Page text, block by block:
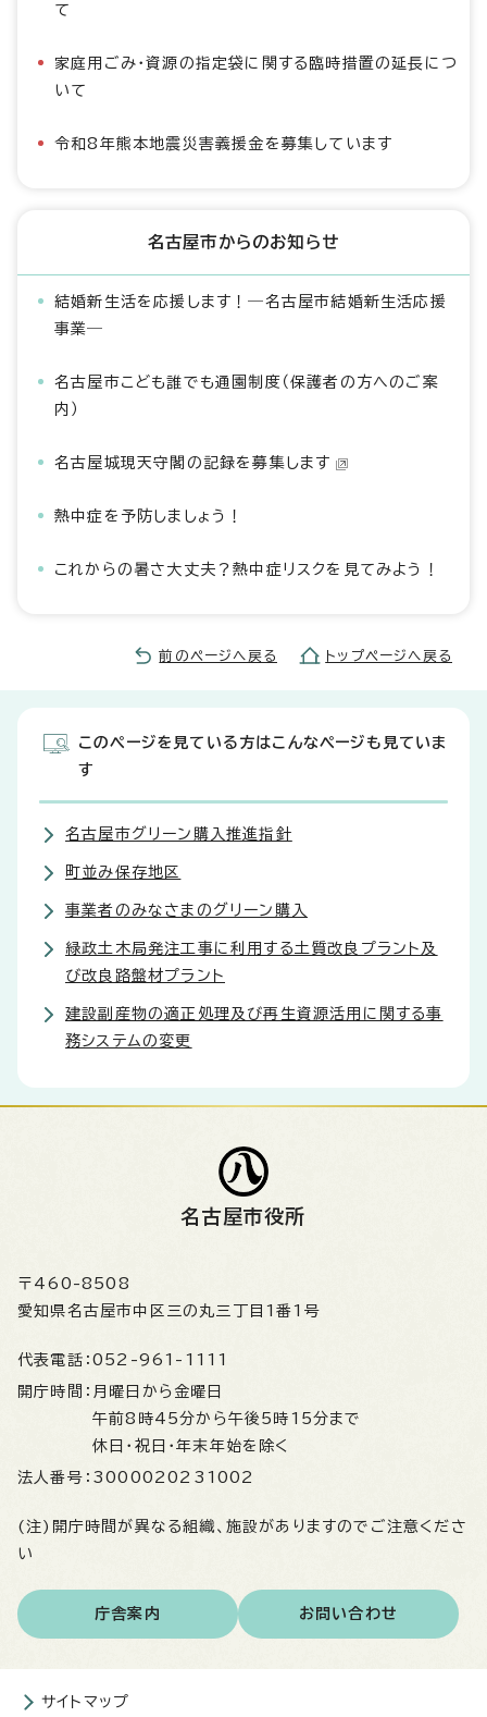
て
家庭用ごみ・資源の指定袋に関する臨時措置の延長につ
いて
令和8年熊本地震災害義援金を募集しています
名古屋市からのお知らせ
結婚新生活を応援します！―名古屋市結婚新生活応援
事業―
名古屋市こども誰でも通園制度（保護者の方へのご案
内）
名古屋城現天守閣の記録を募集します
熱中症を予防しましょう！
これからの暑さ大丈夫？熱中症リスクを見てみよう！
前のページへ戻る トップページへ戻る
このページを見ている方はこんなページも見ていま
す
名古屋市グリーン購入推進指針
町並み保存地区
事業者のみなさまのグリーン購入
緑政土木局発注工事に利用する土質改良プラント及
び改良路盤材プラント
建設副産物の適正処理及び再生資源活用に関する事
務システムの変更
名古屋市役所
〒460-8508
愛知県名古屋市中区三の丸三丁目1番1号
代表電話： 052-961-1111
開庁時間： 月曜日から金曜日
午前8時45分から午後5時15分まで
休日・祝日・年末年始を除く
法人番号： 3000020231002
(注)開庁時間が異なる組織、施設がありますのでご注意くださ
い
庁舎案内 お問い合わせ
サイトマップ